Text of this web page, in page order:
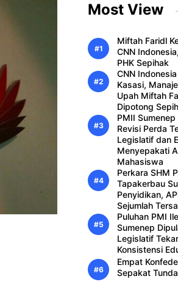
Most View
Miftah Faridl
CNN
PHK Sepihak
CNN
Kasasi,
Upah Miftah
Dipotong
PMII
Revisi Perda
Legislatif dan
Menyepakati
Mahasiswa
Perkara SHM
Tapakerbau
Penyidikan,
Sejumlah
Puluhan PMI
Sumenep
Legislatif
Konsistensi
Empat
Sepakat